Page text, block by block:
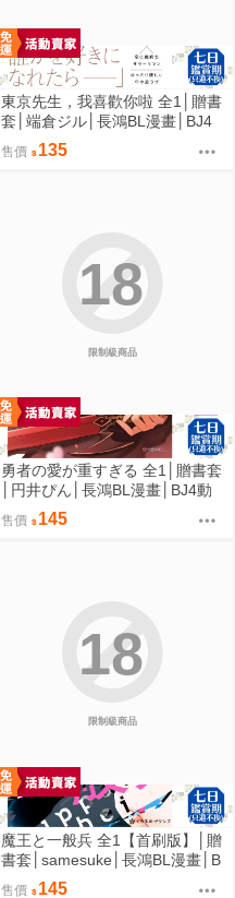
東京先生，我喜歡你啦 全1│贈書
套│端倉ジル│長鴻BL漫畫│BJ4
售價 135
限制級商品
18
勇者の愛が重すぎる 全1│贈書套
│円井ぴん│長鴻BL漫畫│BJ4動
漫
售價 145
限制級商品
18
魔王と一般兵 全1【首刷版】│贈
書套│samesuke│長鴻BL漫畫│B
J4動漫
售價 145